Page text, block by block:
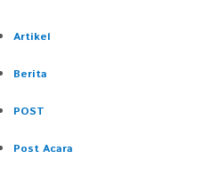
Artikel
Berita
POST
Post Acara